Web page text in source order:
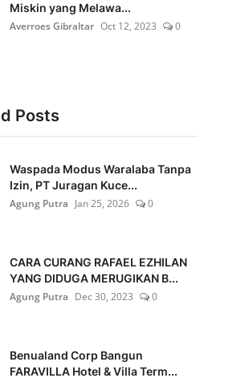
Miskin yang Melawa...
Averroes Gibraltar Oct 12, 2023 0
Posts
Waspada Modus Waralaba Tanpa
Izin, PT Juragan Kuce...
Agung Putra Jan 25, 2026 0
CARA CURANG RAFAEL EZHILAN
YANG DIDUGA MERUGIKAN B...
Agung Putra Dec 30, 2023 0
Benualand Corp Bangun
FARAVILLA Hotel & Villa Term...